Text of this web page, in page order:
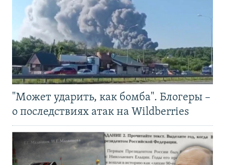
"Может ударить, как бомба". Блогеры –
о последствиях атак на Wildberries